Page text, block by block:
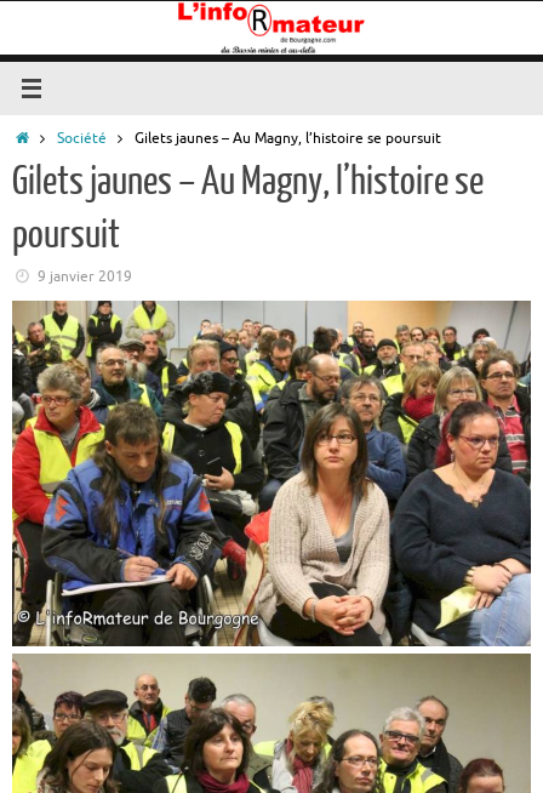
contenu
Accueil
Société Gilets jaunes – Au Magny, l’histoire se poursuit
Gilets jaunes – Au Magny, l’histoire se
poursuit
9 janvier 2019